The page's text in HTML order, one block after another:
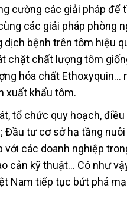
cường các giải pháp
các giải pháp phòng
bệnh trên tôm hiệu
chặt chất lượng tôm
hóa chất
xuất khẩu tôm.
tổ chức quy hoạch,
Đầu tư cơ sở hạ tầng
với các doanh nghiệp
cản kỹ thuật… Có như
Nam tiếp tục bứt phá